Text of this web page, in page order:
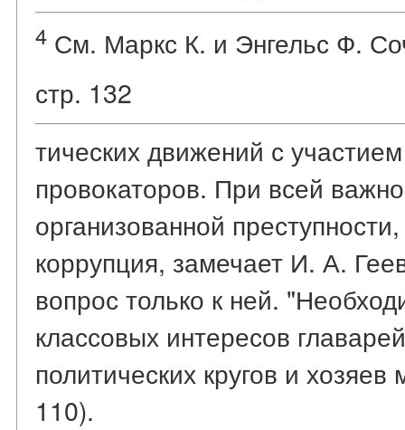
4 См. Маркс К. и Энгельс Ф.
стр. 132
тических движений с участием
провокаторов. При всей
организованной
коррупция, замечает И. А.
вопрос только к ней.
классовых интересов
политических кругов и
110).